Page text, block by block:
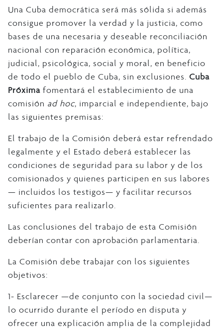
Una Cuba democrática será más sólida si además
consigue promover la verdad y la justicia, como
bases de una necesaria y deseable reconciliación
nacional con reparación económica, política,
judicial, psicológica, social y moral, en beneficio
de todo el pueblo de Cuba, sin exclusiones. Cuba
Próxima fomentará el establecimiento de una
comisión ad hoc, imparcial e independiente, bajo
las siguientes premisas:
El trabajo de la Comisión deberá estar refrendado
legalmente y el Estado deberá establecer las
condiciones de seguridad para su labor y de los
comisionados y quienes participen en sus labores
— incluidos los testigos— y facilitar recursos
suficientes para realizarlo.
Las conclusiones del trabajo de esta Comisión
deberían contar con aprobación parlamentaria.
La Comisión debe trabajar con los siguientes
objetivos:
1- Esclarecer —de conjunto con la sociedad civil—
lo ocurrido durante el período en disputa y
ofrecer una explicación amplia de la complejidad